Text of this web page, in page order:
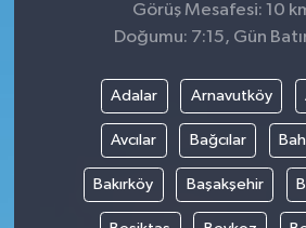
Görüş Mesafesi: 10
Doğumu: 7:15, Gün
Adalar Arnavutköy
Avcılar Bağcılar
Bakırköy Başakşehir